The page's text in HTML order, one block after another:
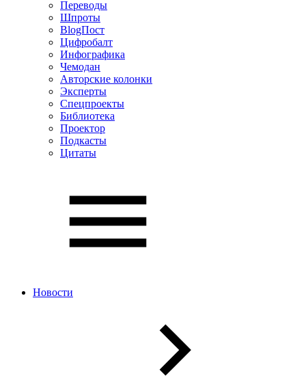
Переводы
Шпроты
BlogПост
Цифробалт
Инфографика
Чемодан
Авторские колонки
Эксперты
Спецпроекты
Библиотека
Проектор
Подкасты
Цитаты
Новости